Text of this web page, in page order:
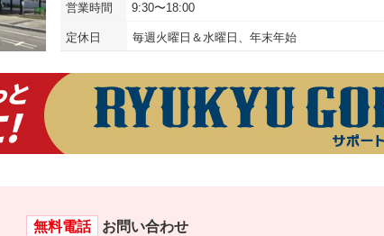
営業時間 9:30〜18:00
定休日 毎週火曜日＆水曜日、年末年始
無料電話 お問い合わせ